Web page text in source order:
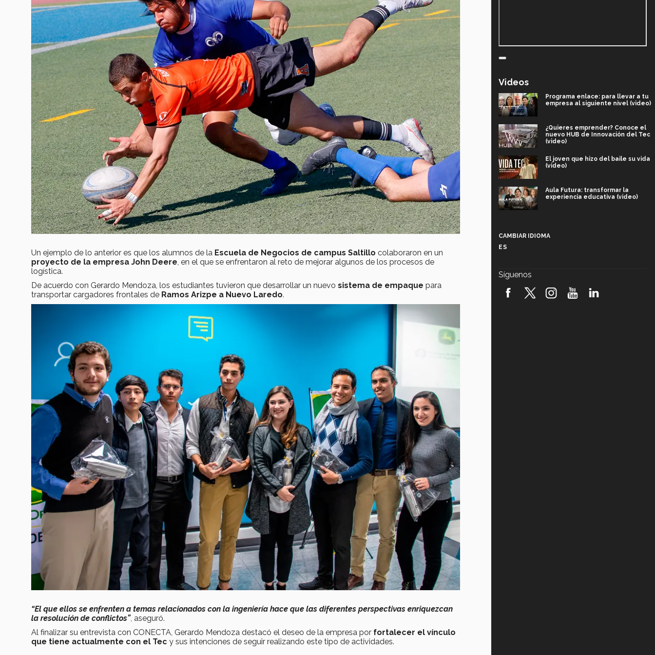
Un ejemplo de lo anterior es que los alumnos de la Escuela de Negocios de campus Saltillo colaboraron en un
proyecto de la empresa John Deere, en el que se enfrentaron al reto de mejorar algunos de los procesos de
logística.
De acuerdo con Gerardo Mendoza, los estudiantes tuvieron que desarrollar un nuevo sistema de empaque para
transportar cargadores frontales de Ramos Arizpe a Nuevo Laredo.
“El que ellos se enfrenten a temas relacionados con la ingeniería hace que las diferentes perspectivas enriquezcan
la resolución de conflictos”, aseguró.
Al finalizar su entrevista con CONECTA, Gerardo Mendoza destacó el deseo de la empresa por fortalecer el vínculo
que tiene actualmente con el Tec y sus intenciones de seguir realizando este tipo de actividades.
Videos
Programa enlace: para llevar a tu
empresa al siguiente nivel (video)
¿Quieres emprender? Conoce el
nuevo HUB de Innovación del Tec
(video)
El joven que hizo del baile su vida
(video)
Aula Futura: transformar la
experiencia educativa (video)
robótica FIRST 2026! (video)
CAMBIAR IDIOMA
ES
Síguenos